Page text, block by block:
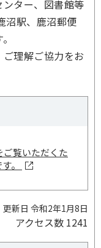
ター、図書館等
沼駅、鹿沼郵便
理解ご協力をお
ご覧いただくた
。
更新日 令和2年1月8日
アクセス数 1241